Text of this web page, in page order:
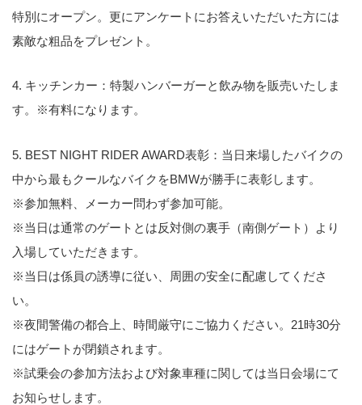
特別にオープン。更にアンケートにお答えいただいた方には
素敵な粗品をプレゼント。
4. キッチンカー：特製ハンバーガーと飲み物を販売いたしま
す。※有料になります。
5. BEST NIGHT RIDER AWARD表彰：当日来場したバイクの
中から最もクールなバイクをBMWが勝手に表彰します。
※参加無料、メーカー問わず参加可能。
※当日は通常のゲートとは反対側の裏手（南側ゲート）より
入場していただきます。
※当日は係員の誘導に従い、周囲の安全に配慮してくださ
い。
※夜間警備の都合上、時間厳守にご協力ください。21時30分
にはゲートが閉鎖されます。
※試乗会の参加方法および対象車種に関しては当日会場にて
お知らせします。